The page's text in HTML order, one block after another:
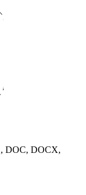
DOC, DOCX,